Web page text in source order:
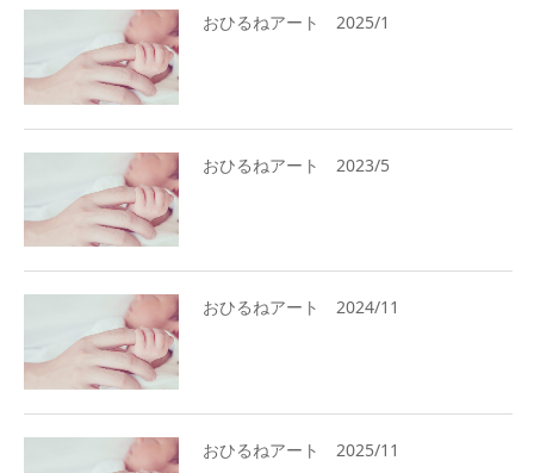
おひるねアート 2025/1
おひるねアート 2023/5
おひるねアート 2024/11
おひるねアート 2025/11